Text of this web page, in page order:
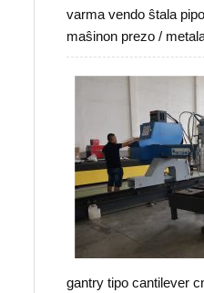
varma vendo ŝtala
maŝinon prezo /
gantry tipo cantilever